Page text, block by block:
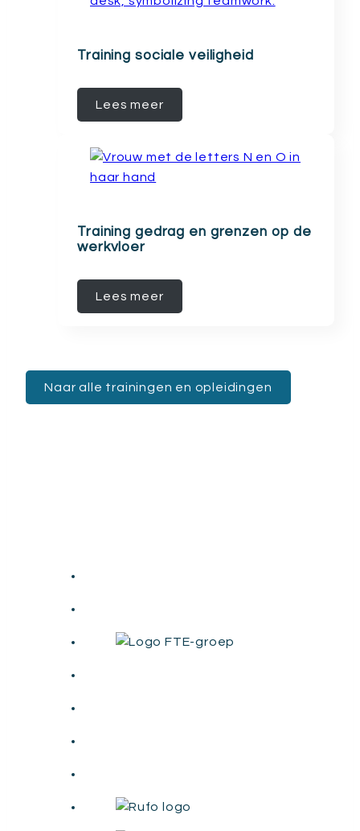
Training sociale veiligheid
Lees meer
Training gedrag en grenzen op de
werkvloer
Lees meer
Naar alle trainingen en opleidingen